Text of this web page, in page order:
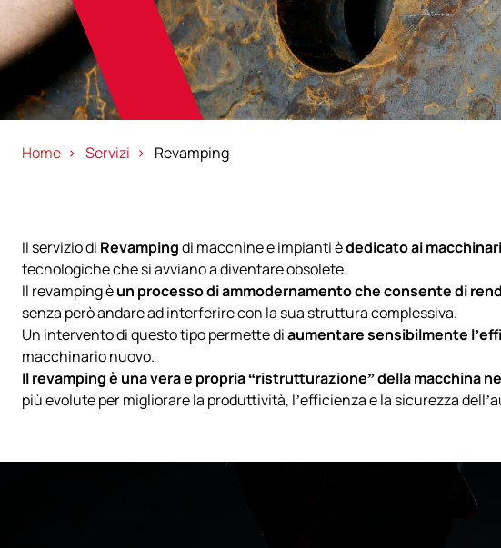
Home Servizi Revamping
Il servizio di Revampingdi macchine e impianti èdedicato ai
tecnologiche che si avviano a diventare obsolete.
Il revamping èun processo di ammodernamento che consente di
senza però andare ad interferire con la sua struttura complessiva.
Un intervento di questo tipo permette diaumentare sensibilmente
macchinario nuovo.
Il revamping è una vera e propria “ristrutturazione” della macchina
più evolute per migliorare la produttività, l’efficienza e la sicurezza